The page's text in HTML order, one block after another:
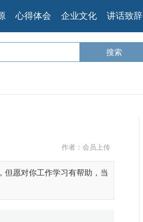
心得体会 企业文化 讲话致辞
作者：会员上传
但愿对你工作学习有帮助，当